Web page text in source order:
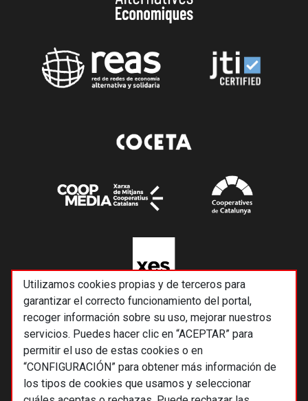
Utilizamos cookies propias y de terceros para
garantizar el correcto funcionamiento del portal,
recoger información sobre su uso, mejorar nuestros
servicios. Puedes hacer clic en “ACEPTAR” para
permitir el uso de estas cookies o en
“CONFIGURACIÓN” para obtener más información de
los tipos de cookies que usamos y seleccionar